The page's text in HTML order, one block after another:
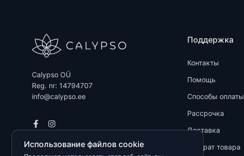
Calypso OÜ
Reg. nr: 14794707
info@calypso.ee
Поддержка
Контакты
Помощь
Способы оплаты
Рассрочка
Доставка
Возврат товара
Использование файлов cookie